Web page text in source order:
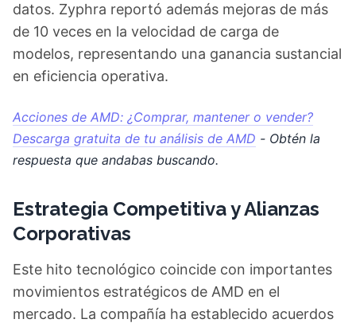
datos. Zyphra reportó además mejoras de más
de 10 veces en la velocidad de carga de
modelos, representando una ganancia sustancial
en eficiencia operativa.
Acciones de AMD: ¿Comprar, mantener o vender?
Descarga gratuita de tu análisis de AMD - Obtén la
respuesta que andabas buscando.
Estrategia Competitiva y Alianzas
Corporativas
Este hito tecnológico coincide con importantes
movimientos estratégicos de AMD en el
mercado. La compañía ha establecido acuerdos